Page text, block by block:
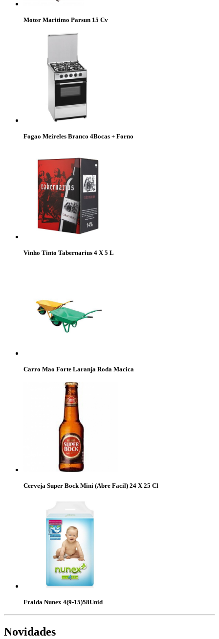
Motor Maritimo Parsun 15 Cv
Fogao Meireles Branco 4Bocas + Forno
Vinho Tinto Tabernarius 4 X 5 L
Carro Mao Forte Laranja Roda Macica
Cerveja Super Bock Mini (Abre Facil) 24 X 25 Cl
Fralda Nunex 4(9-15)58Unid
Novidades